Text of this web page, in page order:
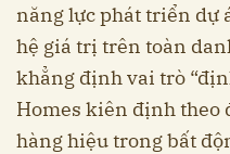
năng lực phát triển dự
hệ giá trị trên toàn
khẳng định vai trò
Homes kiên định
hàng hiệu trong bất